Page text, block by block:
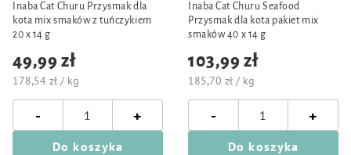
Inaba Cat Churu Przysmak dla
kota mix smaków z tuńczykiem
20 x 14 g
49,99 zł
178,54 zł / kg
- +
Do koszyka
Inaba Cat Churu Seafood
Przysmak dla kota pakiet mix
smaków 40 x 14 g
103,99 zł
185,70 zł / kg
- +
Do koszyka